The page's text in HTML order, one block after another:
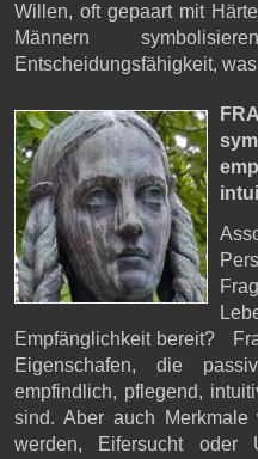
Willen, oft gepaart mit
Männern
Entscheidungsfähigkeit, was
Empfänglichkeit bereit?
Eigenschafen, die
empfindlich, pflegend,
sind. Aber auch
werden, Eifersucht oder